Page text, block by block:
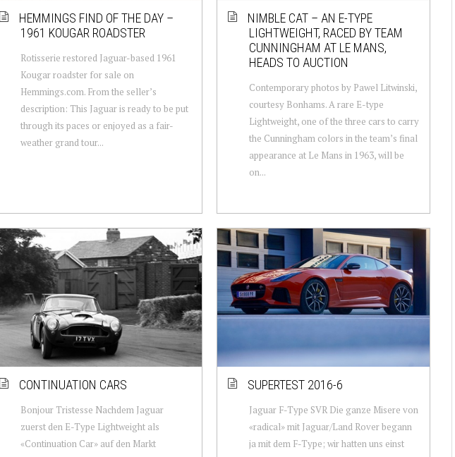
HEMMINGS FIND OF THE DAY –
1961 KOUGAR ROADSTER
Rotisserie restored Jaguar-based 1961
Kougar roadster for sale on
Hemmings.com. From the seller’s
description: This Jaguar is ready to be put
through its paces or enjoyed as a fair-
weather grand tour...
NIMBLE CAT – AN E-TYPE
LIGHTWEIGHT, RACED BY TEAM
CUNNINGHAM AT LE MANS,
HEADS TO AUCTION
Contemporary photos by Pawel Litwinski,
courtesy Bonhams. A rare E-type
Lightweight, one of the three cars to carry
the Cunningham colors in the team’s final
appearance at Le Mans in 1963, will be
on...
CONTINUATION CARS
Bonjour Tristesse Nachdem Jaguar
zuerst den E-Type Lightweight als
«Continuation Car» auf den Markt
SUPERTEST 2016-6
Jaguar F-Type SVR Die ganze Misere von
«radical» mit Jaguar/Land Rover begann
ja mit dem F-Type; wir hatten uns einst